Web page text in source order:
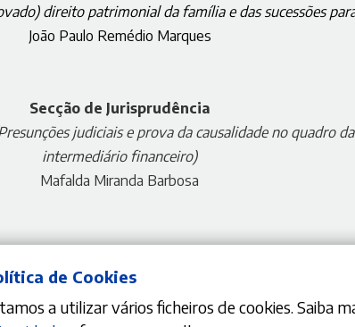
direito patrimonial da família e das sucessões
João Paulo Remédio Marques
Secção de Jurisprudência
judiciais e prova da causalidade no quadro
intermediário financeiro)
Mafalda Miranda Barbosa
de Cookies
a utilizar vários ficheiros de cookies. Saiba